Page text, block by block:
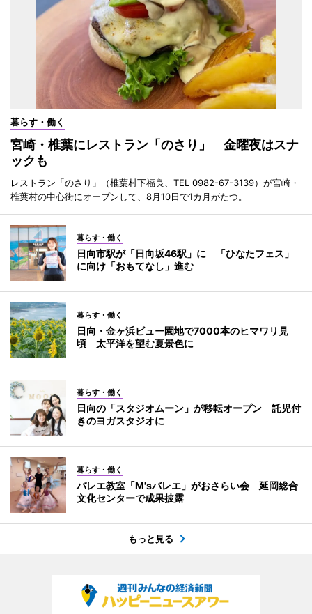
暮らす・働く
宮崎・椎葉にレストラン「のさり」 金曜夜はスナ
ックも
レストラン「のさり」（椎葉村下福良、TEL 0982-67-3139）が宮崎・
椎葉村の中心街にオープンして、8月10日で1カ月がたつ。
暮らす・働く
日向市駅が「日向坂46駅」に 「ひなたフェス」
に向け「おもてなし」進む
暮らす・働く
日向・金ヶ浜ビュー園地で7000本のヒマワリ見
頃 太平洋を望む夏景色に
暮らす・働く
日向の「スタジオムーン」が移転オープン 託児付
きのヨガスタジオに
暮らす・働く
バレエ教室「M'sバレエ」がおさらい会 延岡総合
文化センターで成果披露
もっと見る